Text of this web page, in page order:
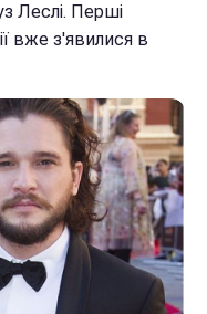
Леслі. Перші
вже з'явилися в